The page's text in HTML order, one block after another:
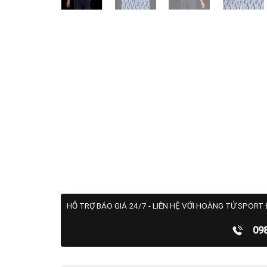
HỖ TRỢ BÁO GIÁ 24/7 - LIÊN HỆ VỚI HOÀNG TỬ